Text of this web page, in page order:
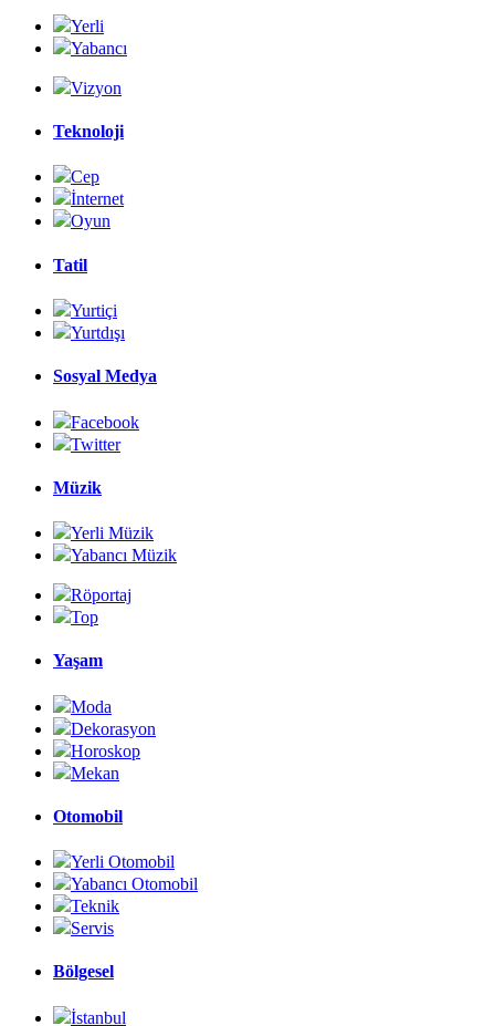
Yerli
Yabancı
Vizyon
Teknoloji
Cep
İnternet
Oyun
Tatil
Yurtiçi
Yurtdışı
Sosyal Medya
Facebook
Twitter
Müzik
Yerli Müzik
Yabancı Müzik
Röportaj
Top
Yaşam
Moda
Dekorasyon
Horoskop
Mekan
Otomobil
Yerli Otomobil
Yabancı Otomobil
Teknik
Servis
Bölgesel
İstanbul